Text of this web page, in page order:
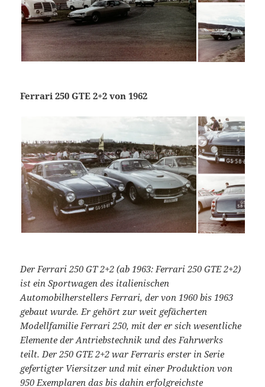
Ferrari 250 GTE 2+2 von 1962
Der Ferrari 250 GT 2+2 (ab 1963: Ferrari 250 GTE 2+2)
ist ein Sportwagen des italienischen
Automobilherstellers Ferrari, der von 1960 bis 1963
gebaut wurde. Er gehört zur weit gefächerten
Modellfamilie Ferrari 250, mit der er sich wesentliche
Elemente der Antriebstechnik und des Fahrwerks
teilt. Der 250 GTE 2+2 war Ferraris erster in Serie
gefertigter Viersitzer und mit einer Produktion von
950 Exemplaren das bis dahin erfolgreichste